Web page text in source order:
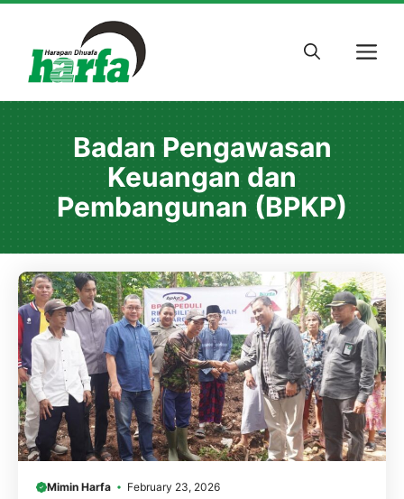
content
Badan Pengawasan
Keuangan dan
Pembangunan (BPKP)
Mimin Harfa February 23, 2026